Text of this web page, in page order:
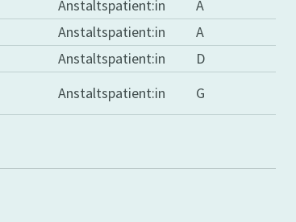
Anstaltspatient:in A
Anstaltspatient:in A
Anstaltspatient:in D
Anstaltspatient:in G